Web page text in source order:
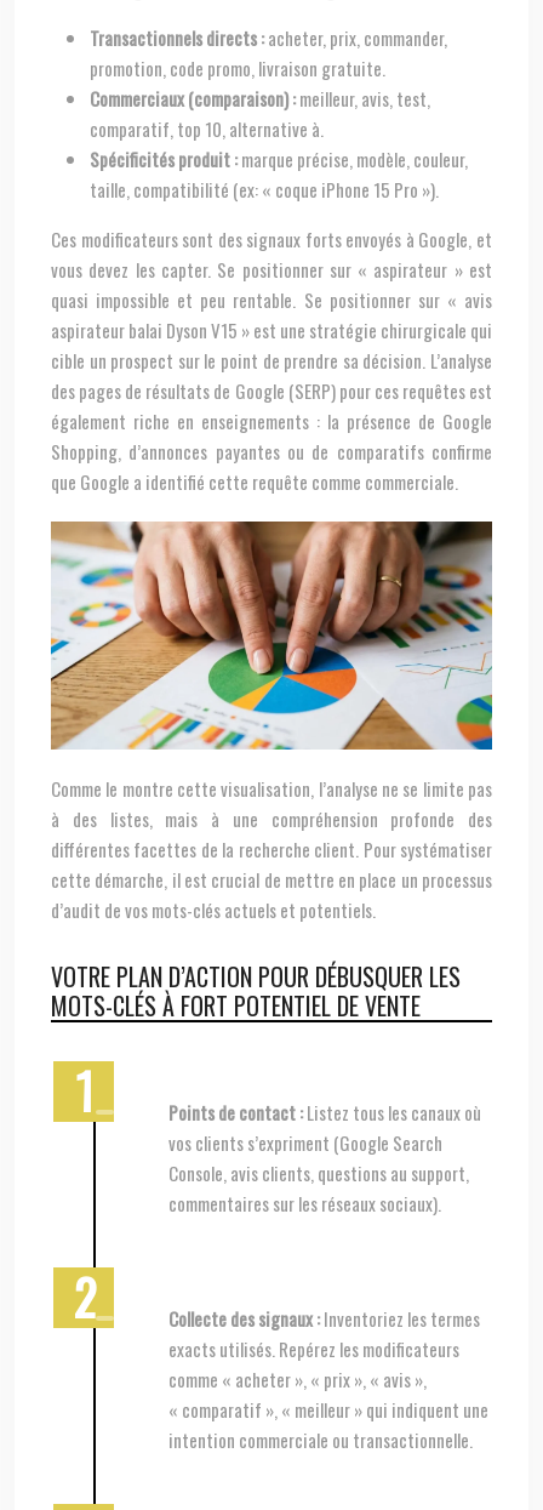
Transactionnels directs :acheter, prix, commander,
promotion, code promo, livraison gratuite.
Commerciaux (comparaison) :meilleur, avis, test,
comparatif, top 10, alternative à.
Spécificités produit :marque précise, modèle, couleur,
taille, compatibilité (ex: « coque iPhone 15 Pro »).
Ces modificateurs sont des signaux forts envoyés à Google, et
vous devez les capter. Se positionner sur « aspirateur » est
quasi impossible et peu rentable. Se positionner sur « avis
aspirateur balai Dyson V15 » est une stratégie chirurgicale qui
cible un prospect sur le point de prendre sa décision. L’analyse
des pages de résultats de Google (SERP) pour ces requêtes est
également riche en enseignements : la présence de Google
Shopping, d’annonces payantes ou de comparatifs confirme
que Google a identifié cette requête comme commerciale.
Comme le montre cette visualisation, l’analyse ne se limite pas
à des listes, mais à une compréhension profonde des
différentes facettes de la recherche client. Pour systématiser
cette démarche, il est crucial de mettre en place un processus
d’audit de vos mots-clés actuels et potentiels.
VOTRE PLAN D’ACTION POUR DÉBUSQUER LES
MOTS-CLÉS À FORT POTENTIEL DE VENTE
Points de contact :Listez tous les canaux où
vos clients s’expriment (Google Search
Console, avis clients, questions au support,
commentaires sur les réseaux sociaux).
Collecte des signaux :Inventoriez les termes
exacts utilisés. Repérez les modificateurs
comme « acheter », « prix », « avis »,
« comparatif », « meilleur » qui indiquent une
intention commerciale ou transactionnelle.